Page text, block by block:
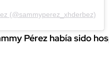
(@sammyperez_xhderbez)
Pérez había sido